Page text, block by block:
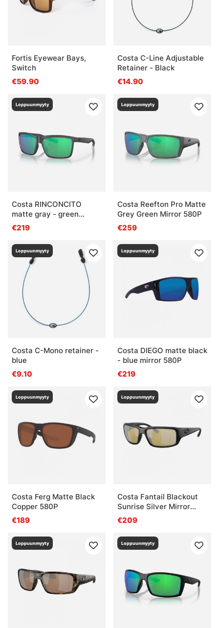
Fortis Eyewear Bays,
Switch
€59.90
Costa C-Line Adjustable
Retainer - Black
€14.90
Loppuunmyyty
Costa RINCONCITO
matte gray - green
mirror 580P
€219
Loppuunmyyty
Costa Reefton Pro Matte
Grey Green Mirror 580P
€259
Loppuunmyyty
Costa C-Mono retainer -
blue
€9.10
Loppuunmyyty
Costa DIEGO matte black
- blue mirror 580P
€219
Loppuunmyyty
Costa Ferg Matte Black
Copper 580P
€189
Loppuunmyyty
Costa Fantail Blackout
Sunrise Silver Mirror
580P
€209
Loppuunmyyty Loppuunmyyty